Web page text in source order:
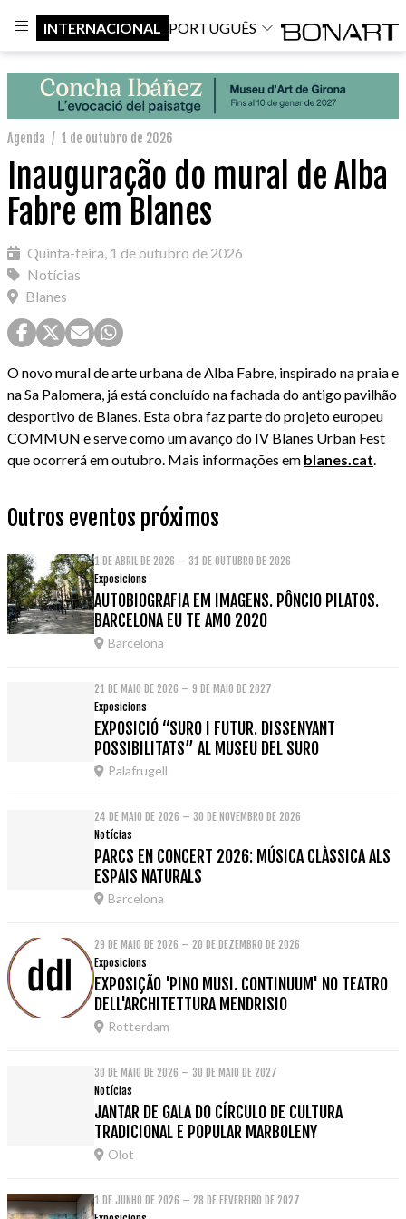
INTERNACIONAL PORTUGUÊS
Agenda / 1 de outubro de 2026
Inauguração do mural de Alba
Fabre em Blanes
Quinta-feira, 1 de outubro de 2026
Notícias
Blanes
O novo mural de arte urbana de Alba Fabre, inspirado na praia e
na Sa Palomera, já está concluído na fachada do antigo pavilhão
desportivo de Blanes. Esta obra faz parte do projeto europeu
COMMUN e serve como um avanço do IV Blanes Urban Fest
que ocorrerá em outubro. Mais informações em blanes.cat
Outros eventos próximos
1 DE ABRIL DE 2026 – 31 DE OUTUBRO DE 2026
Exposicions
AUTOBIOGRAFIA EM IMAGENS. PÔNCIO PILATOS.
BARCELONA EU TE AMO 2020
Barcelona
21 DE MAIO DE 2026 – 9 DE MAIO DE 2027
Exposicions
EXPOSICIÓ “SURO I FUTUR. DISSENYANT
POSSIBILITATS” AL MUSEU DEL SURO
Palafrugell
24 DE MAIO DE 2026 – 30 DE NOVEMBRO DE 2026
Notícias
PARCS EN CONCERT 2026: MÚSICA CLÀSSICA ALS
ESPAIS NATURALS
Barcelona
29 DE MAIO DE 2026 – 20 DE DEZEMBRO DE 2026
Exposicions
EXPOSIÇÃO 'PINO MUSI. CONTINUUM' NO TEATRO
DELL'ARCHITETTURA MENDRISIO
Rotterdam
30 DE MAIO DE 2026 – 30 DE MAIO DE 2027
Notícias
JANTAR DE GALA DO CÍRCULO DE CULTURA
TRADICIONAL E POPULAR MARBOLENY
Olot
1 DE JUNHO DE 2026 – 28 DE FEVEREIRO DE 2027